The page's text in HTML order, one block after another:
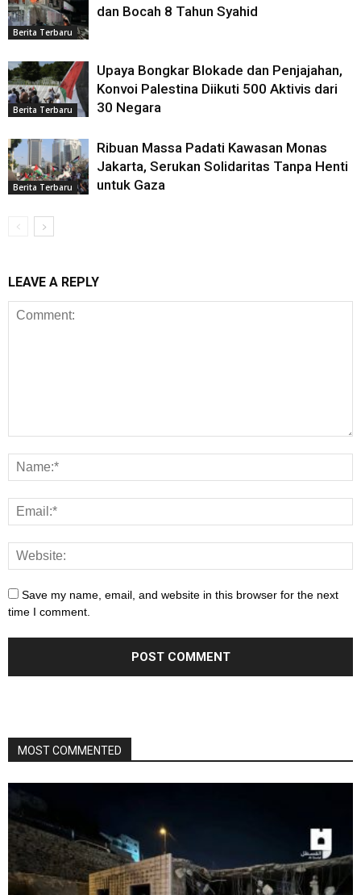
Berita Terbaru
dan Bocah 8 Tahun Syahid
Berita Terbaru
Upaya Bongkar Blokade dan Penjajahan,
Konvoi Palestina Diikuti 500 Aktivis dari
30 Negara
Berita Terbaru
Ribuan Massa Padati Kawasan Monas
Jakarta, Serukan Solidaritas Tanpa Henti
untuk Gaza
LEAVE A REPLY
Save my name, email, and website in this browser for the next
time I comment.
MOST COMMENTED